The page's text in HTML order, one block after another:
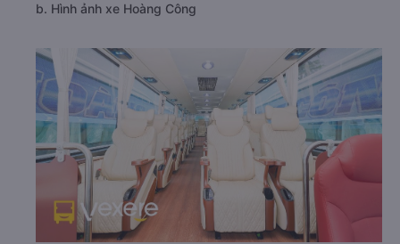
b. Hình ảnh xe Hoàng Công